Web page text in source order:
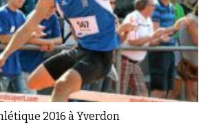
2016 à Yverdon